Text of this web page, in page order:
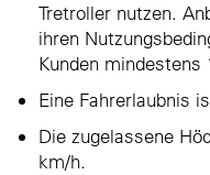
Tretroller nutzen.
ihren
Kunden
Eine Fahrerlaubnis
Die zugelassene
km/h.